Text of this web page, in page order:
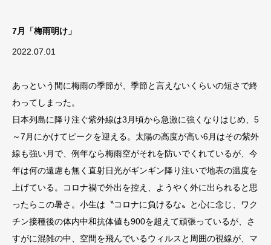
7月「梅雨明け」
2022.07.01
あっという間に梅雨の季節が、季節と言えないくらいの短さで終
わってしまった。
日本列島に降り注ぐ紫外線は3月頃から急激に強くなりはじめ、5
～7月にかけてピークを迎える。太陽の高度が高い6月はその紫外
線も強い月で、例年なら梅雨空がそれを防いでくれているが、今
年は何の遠慮も無く直射日光がギンギン降り注いで地表の温度を
上げている。コロナ禍で外出を控え、ようやく外に出られると思
ったらこの暑さ。小生は〝コロナに負けるな〟と心に念じ、ワク
チン接種後の体内中和抗体値も900を超えて頑張っているが、さ
すがに混雑の中、空間を飛んでいるウィルスと周囲の視線が、マ